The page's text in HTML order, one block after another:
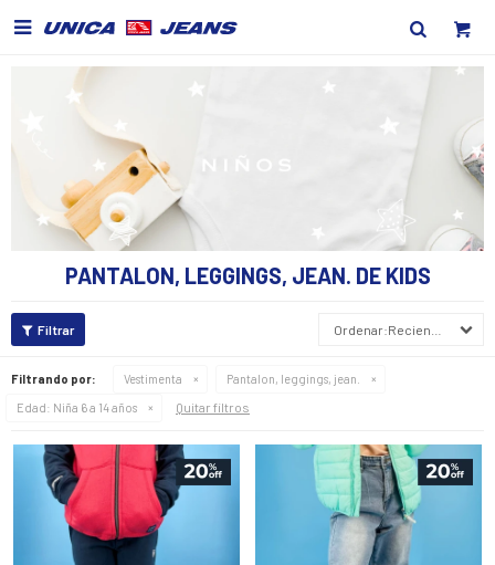

PANTALON, LEGGINGS, JEAN. DE KIDS
Recientes
Filtrando por: Vestimenta
Pantalon, leggings, jean.
Edad: Niña 6 a 14 años Quitar filtros